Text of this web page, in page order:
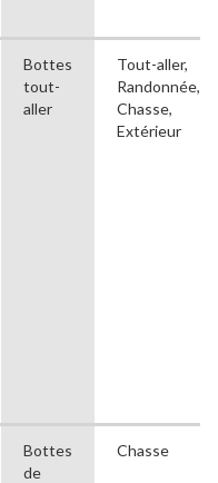
Bottes
tout-
aller
Tout-aller,
Randonnée,
Chasse,
Extérieur
Bottes
de
Chasse